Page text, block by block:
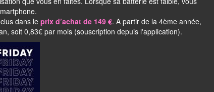
dans le prix d’achat de 149 €. A partir de la 4ème année,
soit 0,83€ par mois (souscription depuis l'application).